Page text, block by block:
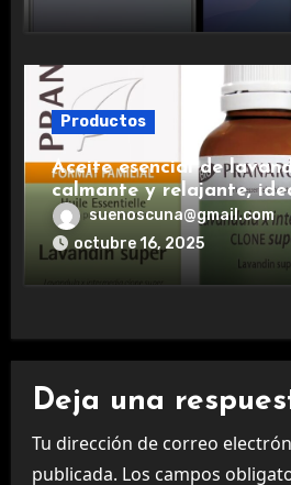
Productos
Aceite esencial de
calmante y relajante,
aromaterapia.
suenoscuna@gmail.com
octubre 16, 2025
Deja una
Tu dirección de correo
publicada. Los campos